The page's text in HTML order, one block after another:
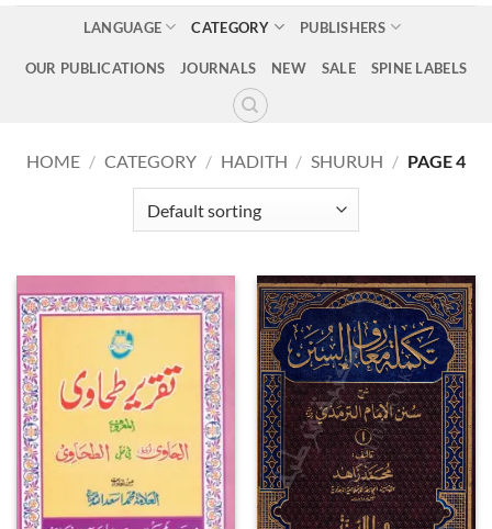
LANGUAGE CATEGORY PUBLISHERS
OUR PUBLICATIONS JOURNALS NEW SALE SPINE LABELS
HOME / CATEGORY / HADITH / SHURUH / PAGE 4